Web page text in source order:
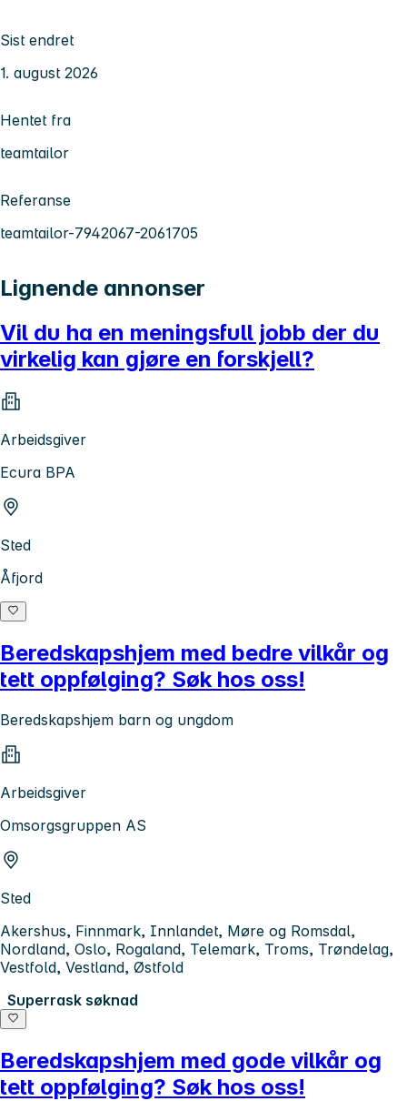
Sist endret
1. august 2026
Hentet fra
teamtailor
Referanse
teamtailor-7942067-2061705
Lignende annonser
Vil du ha en meningsfull jobb der du
virkelig kan gjøre en forskjell?
Arbeidsgiver
Ecura BPA
Sted
Åfjord
Beredskapshjem med bedre vilkår og
tett oppfølging? Søk hos oss!
Beredskapshjem barn og ungdom
Arbeidsgiver
Omsorgsgruppen AS
Sted
Akershus, Finnmark, Innlandet, Møre og Romsdal,
Nordland, Oslo, Rogaland, Telemark, Troms, Trøndelag,
Vestfold, Vestland, Østfold
Superrask søknad
Beredskapshjem med gode vilkår og
tett oppfølging? Søk hos oss!